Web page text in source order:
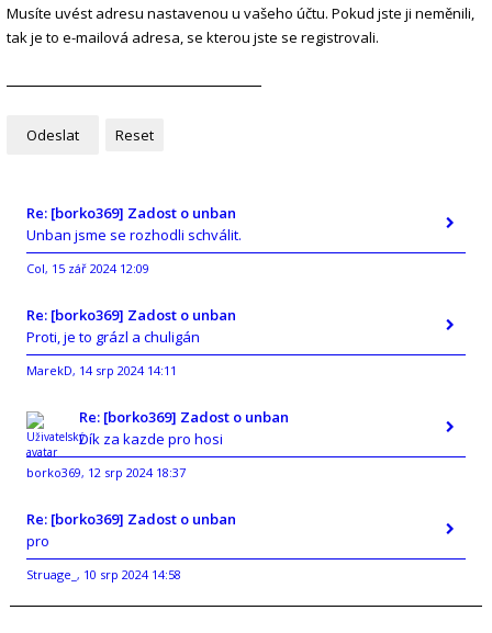
Musíte uvést adresu nastavenou u vašeho účtu. Pokud jste ji neměnili,
tak je to e-mailová adresa, se kterou jste se registrovali.
Re: [borko369] Zadost o unban
Unban jsme se rozhodli schválit.
Col, 15 zář 2024 12:09
Re: [borko369] Zadost o unban
Proti, je to grázl a chuligán
MarekD, 14 srp 2024 14:11
Re: [borko369] Zadost o unban
Dík za kazde pro hosi
borko369, 12 srp 2024 18:37
Re: [borko369] Zadost o unban
pro
Struage_ , 10 srp 2024 14:58